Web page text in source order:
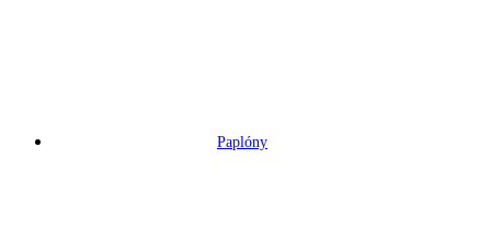
Paplóny